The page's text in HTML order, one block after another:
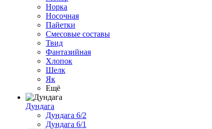
Норка
Носочная
Пайетки
Смесовые составы
Твид
Фантазийная
Хлопок
Шелк
Як
Ещё
Дундага
Дундага 6/2
Дундага 6/1